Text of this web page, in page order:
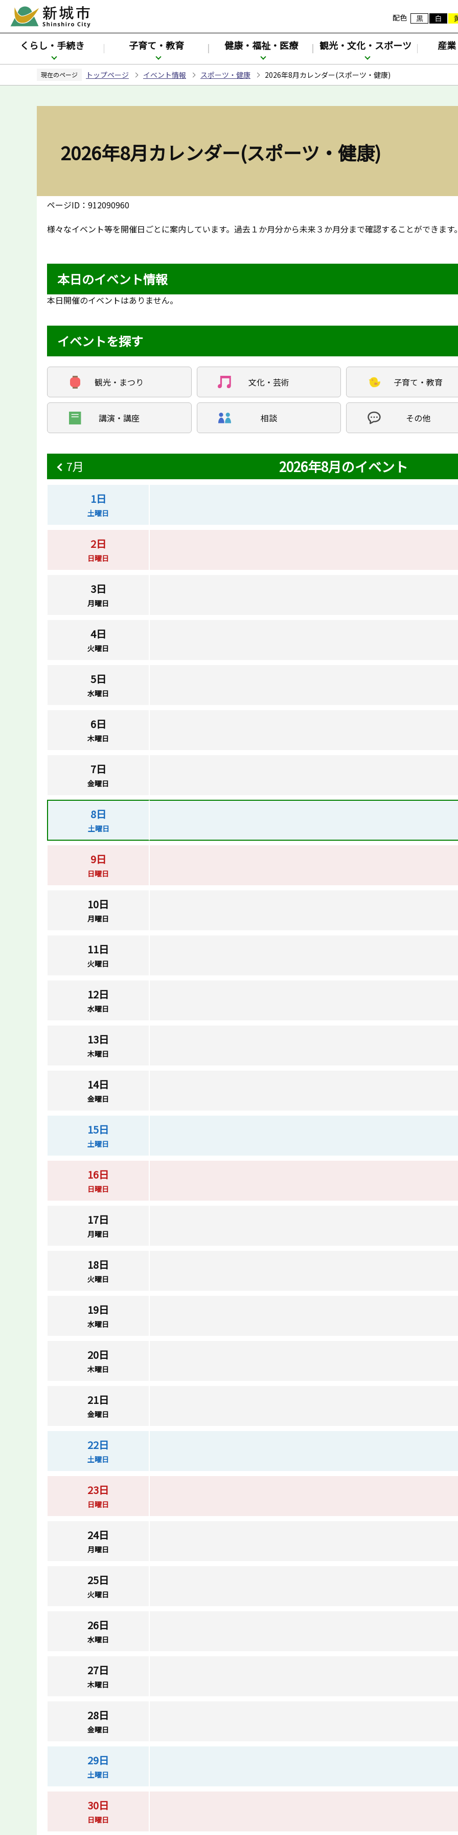
ペ
ジ
先
配色
くらし・手続き 子育て・教育 健康・福祉・医療 観光・文化・スポーツ 産
現在のページ トップページ イベント情報 スポーツ・健康 2026年8月カレンダー(スポーツ・健康)
2026年8月カレンダー(スポーツ・健康)
ページID：912090960
様々なイベント等を開催日ごとに案内しています。過去１か月分から未来３か月分まで確認することができます
本日のイベント情報
本日開催のイベントはありません。
イベントを探す
観光・まつり 文化・芸術 子育て・教育
講演・講座 相談 その他
7月 2026年8月のイベント
1日
土曜日
2日
日曜日
3日
月曜日
4日
火曜日
5日
水曜日
6日
木曜日
7日
金曜日
8日
土曜日
9日
日曜日
10日
月曜日
11日
火曜日
12日
水曜日
13日
木曜日
14日
金曜日
15日
土曜日
16日
日曜日
17日
月曜日
18日
火曜日
19日
水曜日
20日
木曜日
21日
金曜日
22日
土曜日
23日
日曜日
24日
月曜日
25日
火曜日
26日
水曜日
27日
木曜日
28日
金曜日
29日
土曜日
30日
日曜日